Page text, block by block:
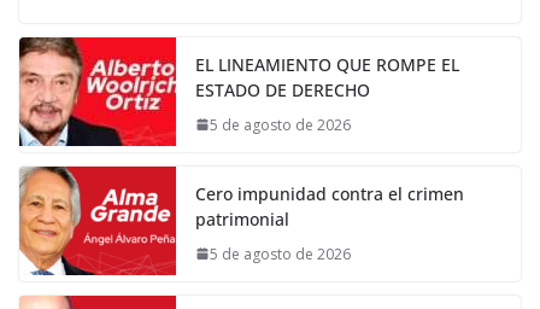
EL LINEAMIENTO QUE ROMPE EL
ESTADO DE DERECHO
5 de agosto de 2026
Cero impunidad contra el crimen
patrimonial
5 de agosto de 2026